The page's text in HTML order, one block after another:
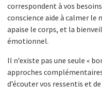
correspondent à vos
conscience aide à calmer
apaise le corps, et la
émotionnel.
Il n’existe pas une seule «
approches
d’écouter vos ressentis et